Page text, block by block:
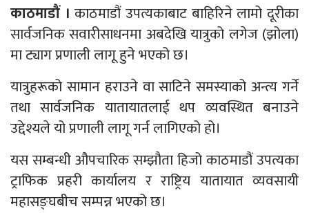
काठमाडौं ।काठमाडौं उपत्यकाबाट बाहिरिने लामो दूरीका
सार्वजनिक सवारीसाधनमा अबदेखि यात्रुको लगेज (झोला)
मा ट्याग प्रणाली लागू हुने भएको छ।
यात्रुहरूको सामान हराउने वा साटिने समस्याको अन्त्य गर्ने
तथा सार्वजनिक यातायातलाई थप व्यवस्थित बनाउने
उद्देश्यले यो प्रणाली लागू गर्न लागिएको हो।
यस सम्बन्धी औपचारिक सम्झौता हिजो काठमाडौं उपत्यका
ट्राफिक प्रहरी कार्यालय र राष्ट्रिय यातायात व्यवसायी
महासङ्घबीच सम्पन्न भएको छ।